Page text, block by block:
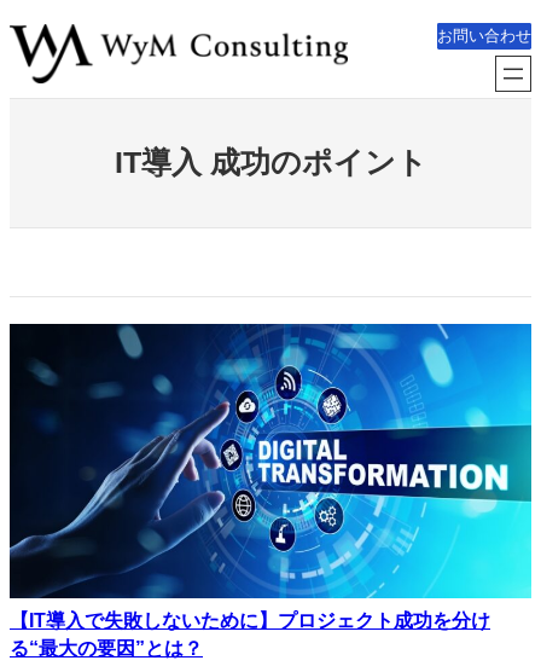
内
容
お問い合わせ
IT導入 成功のポイント
【IT導入で失敗しないために】プロジェクト成功を分け
る“最大の要因”とは？